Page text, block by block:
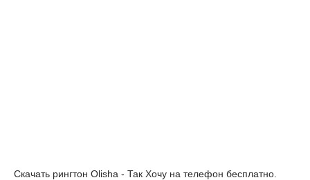
Скачать рингтон Olisha - Так Хочу на телефон бесплатно.